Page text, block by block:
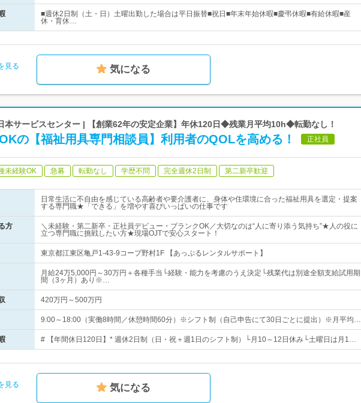
■週休2日制（土・日）土曜出勤した場合は平日振替■祝日■年末年始休暇■慶弔休暇■有給休暇■産
休・育休…
見る 気になる
本サービスセンター | 【創業62年の安定企業】年休120日◆残業月平均10h◆転勤なし！
の【福祉用具専門相談員】利用者のQOLを高める！ 正社員
未経験OK 急募 転勤なし 学歴不問 完全週休2日制 第二新卒歓迎
日常生活に不自由を感じている高齢者や要介護者に、身体や住環境に合った福祉用具を選定・提案
する専門職★「できる」を増やす喜びいっぱいの仕事です
方
＼未経験・第二新卒・正社員デビュー・ブランクOK／大切なのは“人に寄り添う気持ち”★人の役に
立つ専門職に挑戦したい方★現場OJTで安心スタート！
東京都江東区亀戸1-43-9コープ野村1F 【あっぷるレンタルサポート】
月給24万5,000円～30万円＋各種手当└経験・能力を考慮のうえ決定└残業代は別途全額支給試用期
間（3ヶ月）あり※…
420万円～500万円
9:00～18:00（実働8時間／休憩時間60分）※シフト制（自己申告にて30日ごとに提出）※月平均…
# 【年間休日120日】* 週休2日制（日・祝＋週1日のシフト制）└月10～12日休み└土曜日は月1…
見る 気になる